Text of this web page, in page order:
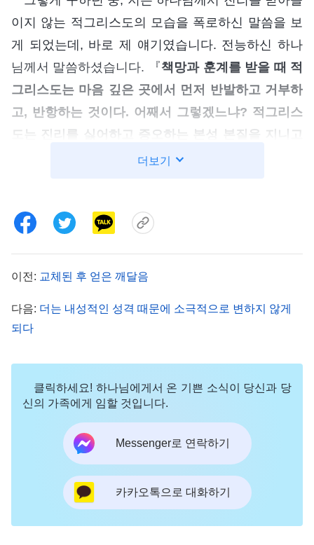
이지 않는 적그리스도의 모습을 폭로하신 말씀을 보
게 되었는데, 바로 제 얘기였습니다. 전능하신 하나
님께서 말씀하셨습니다. 『책망과 훈계를 받을 때 적
그리스도는 마음 깊은 곳에서 먼저 반발하고 거부하
고, 반항하는 것이다. 어째서 그렇겠느냐? 적그리스
도는 진리를 싫어하고 증오하는 본성 본질을 지니고
있으며, 진리를 전혀 받아들이지 않기 때문이다. 물
도 인정하지 않는다. 이 두 가지 문제로 인해 적그리
하는 태도를 보인다. 마음속 깊이 싫어하고 거부하
이나 회개는 더더욱 없다. 책망과 훈계를 받으면 그
를 책망하는 사람이 누구든, 어떤 일로 책망하든, 그
이 분명하든 그렇지 않든, 혹은 얼마나 많은 악을 행
하고 교회 사역에 어떤 결과를 가져다주었든 적그리
스도는 전혀 고려하지 않는다. 적그리스도는 누군가
자기를 책망하고 훈계하면 그건 자기를 힘들게 하는
신을 괴롭히고 모욕하며, 사람대접을 해 주지 않고
더보기
이전: 교체된 후 얻은 깨달음
다음: 더는 내성적인 성격 때문에 소극적으로 변하지 않게
되다
클릭하세요! 하나님에게서 온 기쁜 소식이 당신과 당
신의 가족에게 임할 것입니다.
Messenger로 연락하기
카카오톡으로 대화하기